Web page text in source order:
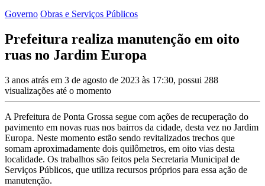
Governo Obras e Serviços Públicos
Prefeitura realiza manutenção em oito
ruas no Jardim Europa
3 anos atrás em 3 de agosto de 2023 às 17:30, possui 288
visualizações até o momento
A Prefeitura de Ponta Grossa segue com ações de recuperação do
pavimento em novas ruas nos bairros da cidade, desta vez no Jardim
Europa. Neste momento estão sendo revitalizados trechos que
somam aproximadamente dois quilômetros, em oito vias desta
localidade. Os trabalhos são feitos pela Secretaria Municipal de
Serviços Públicos, que utiliza recursos próprios para essa ação de
manutenção.